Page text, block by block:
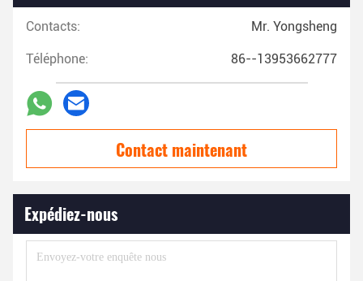
Contacts: Mr. Yongsheng
Téléphone: 86--13953662777
Contact maintenant
Expédiez-nous